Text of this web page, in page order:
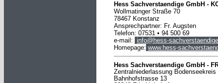
Hess Sachverstaendige GmbH -
Wollmatinger Straße 70
78467 Konstanz
Ansprechpartner: Fr. Augsten
Telefon: 07531 • 94 500 69
e-mail:
info@hess-
Homepage: www.hess-
Hess Sachverstaendige GmbH -
Zentralniederlassung Bodenseekreis
Bahnhofstrasse 13